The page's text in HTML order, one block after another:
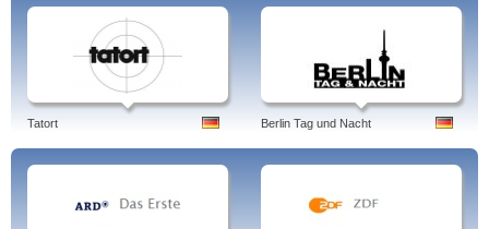
Tatort Berlin Tag und Nacht